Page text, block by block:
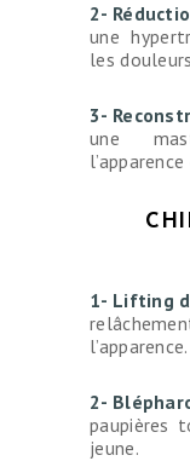
2-
une
les
3-
une
1- Lifting
l’apparence.
2-
paupières
jeune.